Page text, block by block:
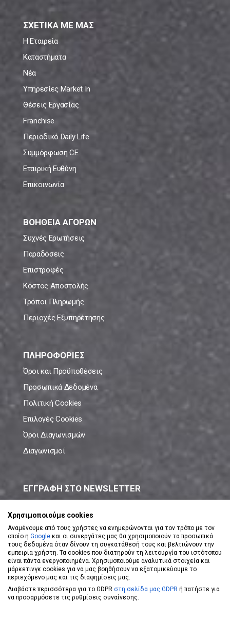
ΣΧΕΤΙΚΑ ΜΕ ΜΑΣ
Η Εταιρεία
Καταστήματα
Νέα
Υπηρεσίες Market In
Θέσεις Εργασίας
Franchise
Περιοδικό Daily Life
Συμμόρφωση CE
Εταιρική Ευθύνη
Επικοινωνία
ΒΟΗΘΕΙΑ ΑΓΟΡΩΝ
Συχνές Ερωτήσεις
Παραδόσεις
Επιστροφές
Κόστος Αποστολής
Τρόποι Πληρωμής
Περιοχές Εξυπηρέτησης
ΠΛΗΡΟΦΟΡΙΕΣ
Όροι και Προϋποθέσεις
Προσωπικά Δεδομένα
Πολιτική Cookies
Επιλογές Cookies
Όροι Διαγωνισμών
Διαγωνισμοί
ΕΓΓΡΑΦΗ ΣΤΟ NEWSLETTER
ΕΓΓΡΑΦΗ ΣΤΟ NEWSLETTER
Αποδέχομαι τουςΌρους Χρήσης
Χρησιμοποιούμε cookies
Αναμένουμε από τους χρήστες να ενημερώνονται για τον τρόπο με τον
οποίο η Google και οι συνεργάτες μας θα χρησιμοποιούν τα προσωπικά
τους δεδομένα όταν δίνουν τη συγκατάθεσή τους και βελτιώνουν την
εμπειρία χρήστη. Τα cookies που διατηρούν τη λειτουργία του ιστότοπου
είναι πάντα ενεργοποιημένα. Χρησιμοποιούμε αναλυτικά στοιχεία και
μάρκετινγκ cookies για να μας βοηθήσουν να εξατομικεύουμε το
περιεχόμενο μας και τις διαφημίσεις μας.
Διαβάστε περισσότερα για το GDPR στη σελίδα μας GDPR ή πατήστε για
να προσαρμόσετε τις ρυθμίσεις συναίνεσης.